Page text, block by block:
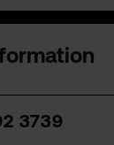
3739